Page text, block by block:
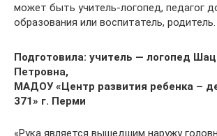
может быть учитель-логопед, педагог
образования или воспитатель, родитель.
Подготовила: учитель — логопед
Петровна,
МАДОУ «Центр развития ребенка –
371» г. Перми
«Рука является вышедшим наружу